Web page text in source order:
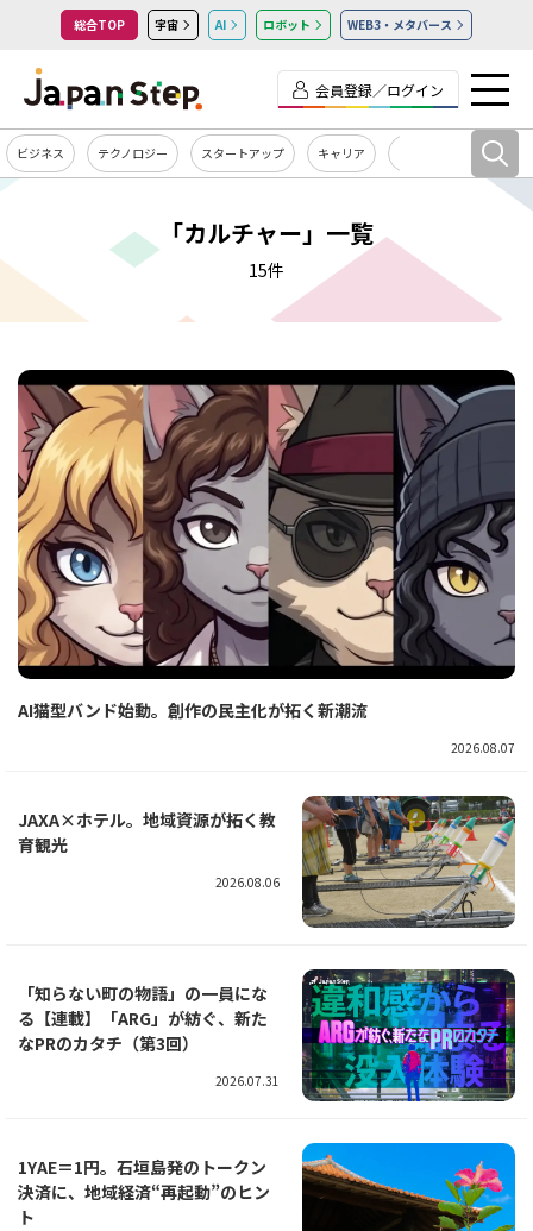
総合TOP 宇宙 AI ロボット WEB3・メタバース
会員登録／ログイン
ビジネス テクノロジー スタートアップ キャリア
「カルチャー」一覧
15件
AI猫型バンド始動。創作の民主化が拓く新潮流
2026.08.07
JAXA×ホテル。地域資源が拓く教
育観光
2026.08.06
「知らない町の物語」の一員にな
る【連載】「ARG」が紡ぐ、新た
なPRのカタチ（第3回）
2026.07.31
1YAE＝1円。石垣島発のトークン
決済に、地域経済“再起動”のヒン
ト